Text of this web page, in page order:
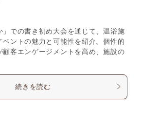
」での書き初め大会を通じて、温浴施
ベントの魅力と可能性を紹介。個性的
顧客エンゲージメントを高め、施設の
続きを読む